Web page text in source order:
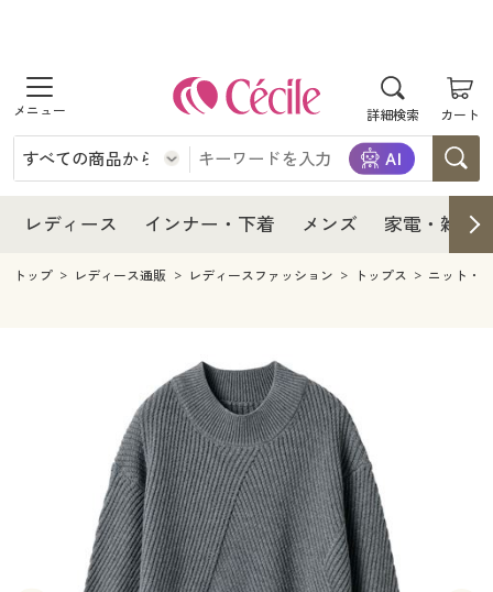
詳細検索 カート
商品を探す
レディース
レディースファッション
インナー・下着
インナー・下着通販すべて
ジュニア・ティーンズ下着
メンズ
メンズファッション
家電・雑貨すべて
キッチン・雑貨・日用品
寝具・インテリア・家具
寝具・インテリア・家具通販すべて
家具・収納
寝具・ベッド
美容・健康
美容・健康通販すべて
美容・健康・サプリメント
制服・スクール
制服・スクールすべて
大きいサイズ
レディース インナー・下着 メンズ 家電・雑貨
レディース
レディース通販すべて
レディースファッション
インナー・下着
インナー・下着通販すべて
ジュニア・ティーンズ下着
メンズ
キッチン・雑貨・日用品
寝具・インテリア・家具通販すべて
寝具・ベッド
カーテン・ラグ・ファブリック
美容・健康通販すべて
美容・健康・サプリメント
制服・スクール
制服・スクールすべて
制服・学生服
大きいサイズ
大きいサイズ通販すべて
バーゲン
トップ レディース通販 レディースファッション トップス ニット・